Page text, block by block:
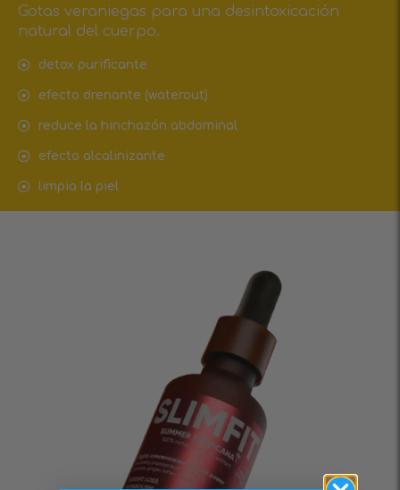
Gotas veraniegas para una desintoxicación
natural del cuerpo.
detox purificante
efecto drenante (waterout)
reduce la hinchazón abdominal
efecto alcalinizante
limpia la piel